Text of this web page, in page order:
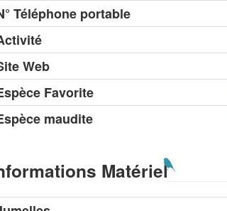
Téléphone portable
Web
Favorite
maudite
Matériel